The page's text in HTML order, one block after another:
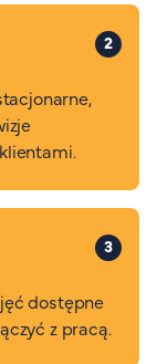
2
3
dostępne
z pracą.